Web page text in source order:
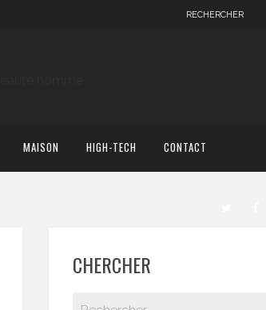
MAISON HIGH-TECH CONTACT
CHERCHER